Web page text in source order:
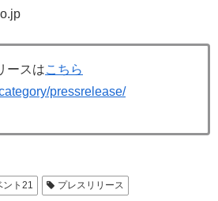
ースはこちら
pressrelease/
ント21
プレスリリース